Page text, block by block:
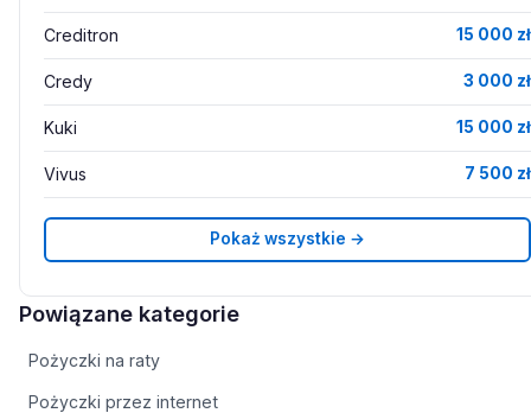
Creditron 15 000 zł
Credy 3 000 zł
Kuki 15 000 zł
Vivus 7 500 zł
Pokaż wszystkie →
Powiązane kategorie
Pożyczki na raty
Pożyczki przez internet